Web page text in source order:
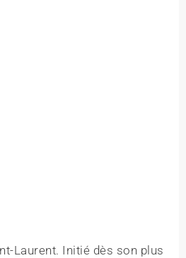
Laurent. Initié dès son plus